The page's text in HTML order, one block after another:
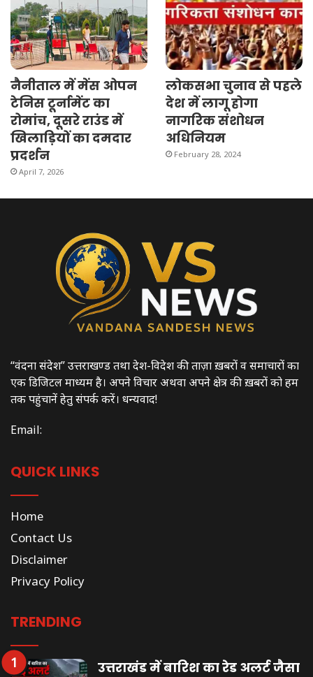
नैनीताल में मेंस ओपन
टेनिस टूर्नामेंट का
रोमांच, दूसरे राउंड में
खिलाड़ियों का दमदार
प्रदर्शन
April 7, 2026
लोकसभा चुनाव से पहले
देश में लागू होगा
नागरिक संशोधन
अधिनियम
February 28, 2024
“वंदना संदेश” उत्तराखण्ड तथा देश-विदेश की ताज़ा ख़बरों व समाचारों का
एक डिजिटल माध्यम है। अपने विचार अथवा अपने क्षेत्र की ख़बरों को हम
तक पहुंचानें हेतु संपर्क करें। धन्यवाद!
Email:
QUICK LINKS
Home
Contact Us
Disclaimer
Privacy Policy
TRENDING
उत्तराखंड में बारिश का रेड अलर्ट जैसा